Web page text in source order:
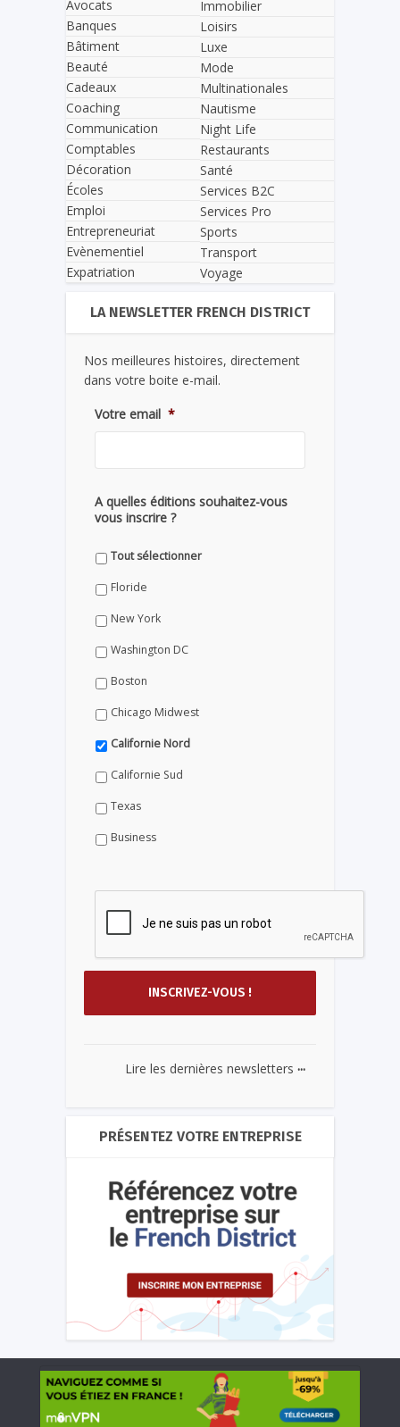
Avocats
Banques
Bâtiment
Beauté
Cadeaux
Coaching
Communication
Comptables
Décoration
Écoles
Emploi
Entrepreneuriat
Evènementiel
Expatriation
Immobilier
Loisirs
Luxe
Mode
Multinationales
Nautisme
Night Life
Restaurants
Santé
Services B2C
Services Pro
Sports
Transport
Voyage
LA NEWSLETTER FRENCH DISTRICT
Nos meilleures histoires, directement
dans votre boite e-mail.
Votre email *
A quelles éditions souhaitez-vous
vous inscrire ?
Tout sélectionner
Floride
New York
Washington DC
Boston
Chicago Midwest
Californie Nord
Californie Sud
Texas
Business
Lire les dernières newsletters ...
PRÉSENTEZ VOTRE ENTREPRISE